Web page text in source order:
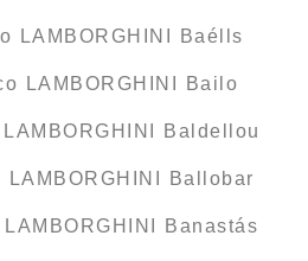
LAMBORGHINI Baélls
LAMBORGHINI Bailo
Baldellou
Ballobar
Banastás